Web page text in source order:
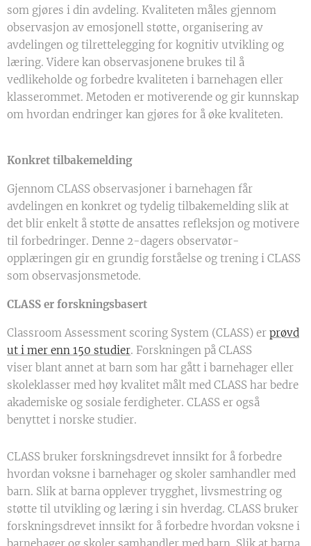
som gjøres i din avdeling. Kvaliteten måles gjennom
observasjon av emosjonell støtte, organisering av
avdelingen og tilrettelegging for kognitiv utvikling og
læring. Videre kan observasjonene brukes til å
vedlikeholde og forbedre kvaliteten i barnehagen eller
klasserommet. Metoden er motiverende og gir kunnskap
om hvordan endringer kan gjøres for å øke kvaliteten.
Konkret tilbakemelding
Gjennom CLASS observasjoner i barnehagen får
avdelingen en konkret og tydelig tilbakemelding slik at
det blir enkelt å støtte de ansattes refleksjon og motivere
til forbedringer. Denne 2-dagers observatør-
opplæringen gir en grundig forståelse og trening i CLASS
som observasjonsmetode.
CLASS er forskningsbasert
Classroom Assessment scoring System (CLASS) er prøvd
ut i mer enn 150 studier. Forskningen på CLASS
viser blant annet at barn som har gått i barnehager eller
skoleklasser med høy kvalitet målt med CLASS har bedre
akademiske og sosiale ferdigheter. CLASS er også
benyttet i norske studier.
CLASS bruker forskningsdrevet innsikt for å forbedre
hvordan voksne i barnehager og skoler samhandler med
barn. Slik at barna opplever trygghet, livsmestring og
støtte til utvikling og læring i sin hverdag. CLASS bruker
forskningsdrevet innsikt for å forbedre hvordan voksne i